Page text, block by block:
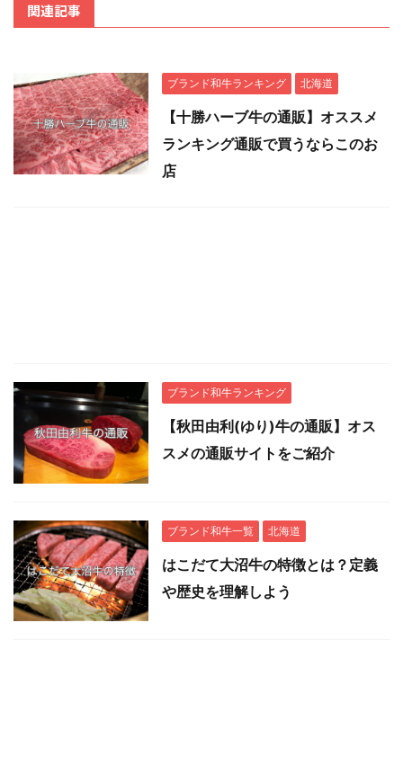
関連記事
ブランド和牛ランキング 北海道
【十勝ハーブ牛の通販】オススメ
ランキング通販で買うならこのお
店
ブランド和牛ランキング
【秋田由利(ゆり)牛の通販】オス
スメの通販サイトをご紹介
ブランド和牛一覧 北海道
はこだて大沼牛の特徴とは？定義
や歴史を理解しよう